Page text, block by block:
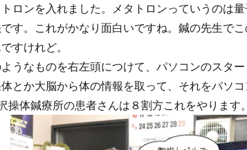
ロンを入れました。メタトロンっていうのは
す。これがかなり面白いですね。鍼の先生で
すけれど。
うなものを右左頭につけて、パソコンのスタ
とか大脳から体の情報を取って、それをパソ
操体鍼療所の患者さんは８割方これをやります。